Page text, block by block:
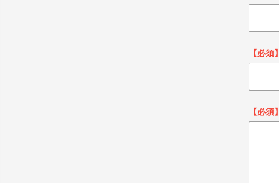
【必須】
【必須】